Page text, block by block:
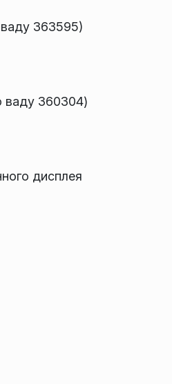
ваду 363595)
ваду 360304)
дисплея